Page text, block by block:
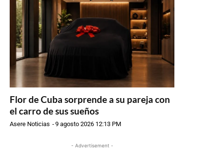
Flor de Cuba sorprende a su pareja con
el carro de sus sueños
Asere Noticias -9 agosto 2026 12:13 PM
- Advertisement -